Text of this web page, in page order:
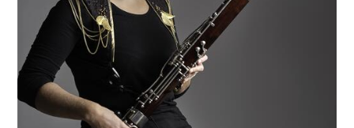
EN PRATIQUE
MÉDIAS
NOUS SOUTENIR